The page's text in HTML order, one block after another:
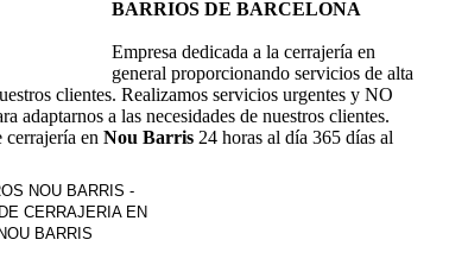
BARRIOS DE BARCELONA
Empresa dedicada a la cerrajería en
general proporcionando servicios de alta
clientes. Realizamos servicios urgentes y NO
adaptarnos a las necesidades de nuestros clientes.
cerrajería en Nou Barris 24 horas al día 365 días al
NOU BARRIS -
CERRAJERIA EN
NOU BARRIS